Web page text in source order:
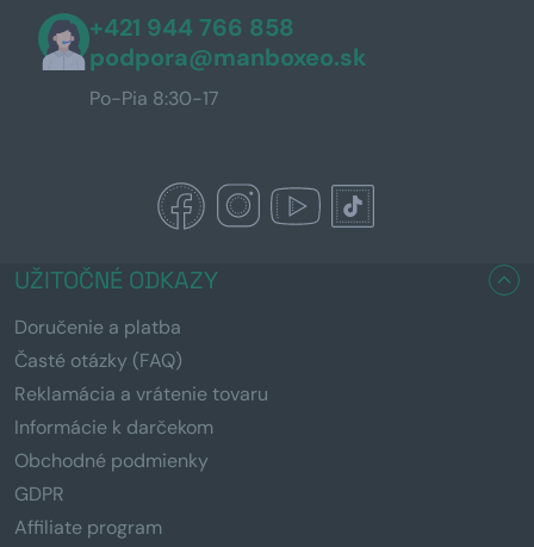
+421 944 766 858
podpora@manboxeo.sk
Po-Pia 8:30-17
UŽITOČNÉ ODKAZY
Doručenie a platba
Časté otázky (FAQ)
Reklamácia a vrátenie tovaru
Informácie k darčekom
Obchodné podmienky
GDPR
Affiliate program